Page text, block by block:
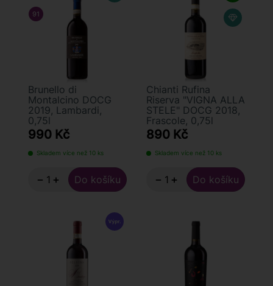
91 ANTONIO GALLONI
Brunello di
Montalcino DOCG
2019, Lambardi,
0,75l
990 Kč
Skladem více než 10 ks
− +
Chianti Rufina
Riserva "VIGNA ALLA
STELE" DOCG 2018,
Frascole, 0,75l
890 Kč
Skladem více než 10 ks
− +